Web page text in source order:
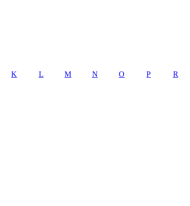
K L M N O P R